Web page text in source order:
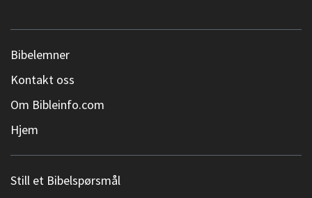
Bibelemner
Kontakt oss
Om Bibleinfo.com
Hjem
Still et Bibelspørsmål